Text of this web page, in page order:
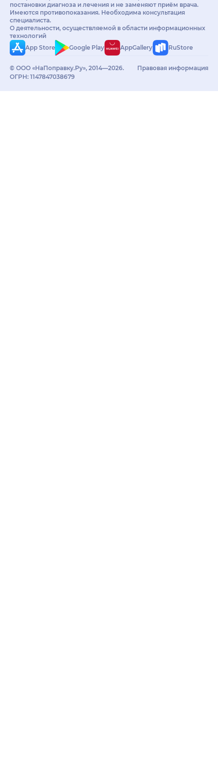
постановки диагноза и лечения и не заменяют приём врача.
Имеются противопоказания. Необходима консультация
специалиста.
О деятельности, осуществляемой в области информационных
технологий
App Store
Google Play AppGallery RuStore
© ООО «НаПоправку.Ру», 2014—2026.
ОГРН: 1147847038679
Правовая информация